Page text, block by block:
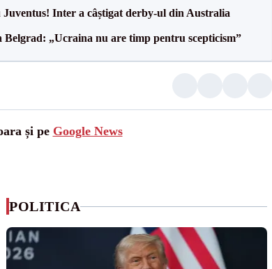
Inter a câștigat derby-ul din Australia
„Ucraina nu are timp pentru scepticism”
și pe Google News
POLITICA